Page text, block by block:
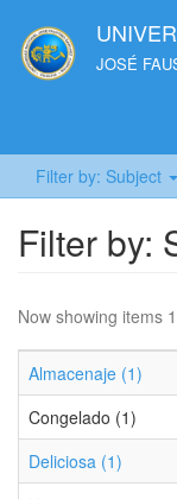
JOSÉ
Filter by: Subject
Filter by:
Now showing items
Almacenaje (1)
Congelado (1)
Deliciosa (1)